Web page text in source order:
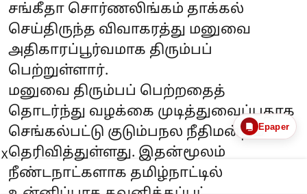
சங்கீதா சொர்ணலிங்கம் தாக்கல்
செய்திருந்த விவாகரத்து மனுவை
அதிகாரப்பூர்வமாக திரும்பப்
பெற்றுள்ளார்.
மனுவை திரும்பப் பெற்றதைத்
தொடர்ந்து வழக்கை முடித்துவைப்பதாக
செங்கல்பட்டு குடும்பநல நீதிமன்றம்
தெரிவித்துள்ளது. இதன்மூலம்
நீண்டநாட்களாக தமிழ்நாட்டில்
Epaper
X